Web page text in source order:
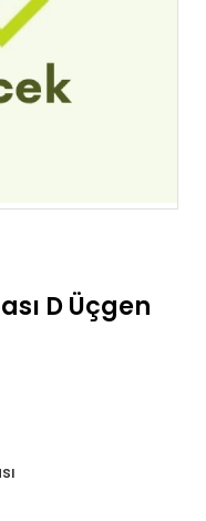
D Üçgen